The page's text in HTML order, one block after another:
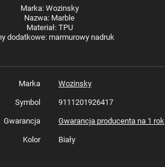
Marka: Wozinsky
Nazwa: Marble
Materiał: TPU
dodatkowe: marmurowy nadruk
Marka Wozinsky
Symbol 9111201926417
Gwarancja Gwarancja producenta na 1 rok
Kolor Biały